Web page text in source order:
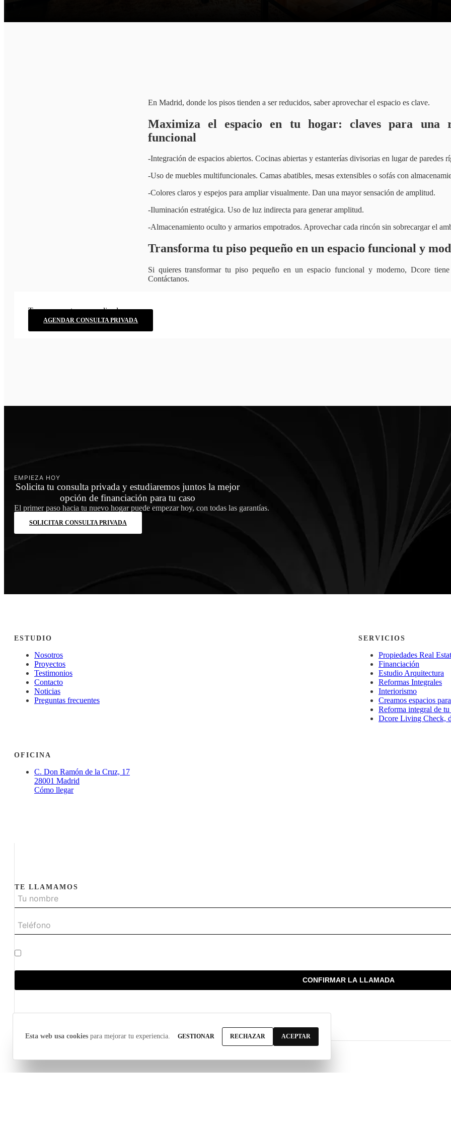
En Madrid, donde los pisos tienden a ser reducidos, saber aprovechar el espacio es clave.
Maximiza el espacio en tu hogar: claves para una
funcional
-Integración de espacios abiertos. Cocinas abiertas y estanterías divisorias en lugar de paredes
-Uso de muebles multifuncionales. Camas abatibles, mesas extensibles o sofás con
-Colores claros y espejos para ampliar visualmente. Dan una mayor sensación de amplitud.
-Iluminación estratégica. Uso de luz indirecta para generar amplitud.
-Almacenamiento oculto y armarios empotrados. Aprovechar cada rincón sin sobrecargar el
Transforma tu piso pequeño en un espacio funcional y
Si quieres transformar tu piso pequeño en un espacio funcional y moderno, Dcore tiene
Contáctanos. ​
Tu presupuesto personalizado.
AGENDAR CONSULTA PRIVADA
EMPIEZA HOY
Solicita tu consulta privada y estudiaremos juntos la mejor
opción de financiación para tu caso
El primer paso hacia tu nuevo hogar puede empezar hoy, con todas las garantías.
SOLICITAR CONSULTA PRIVADA
ESTUDIO
Nosotros
Proyectos
Testimonios
Contacto
Noticias
Preguntas frecuentes
SERVICIOS
Propiedades Real
Financiación
Estudio Arquitectura
Reformas Integrales
Interiorismo
Creamos espacios
Reforma integral de
Dcore Living Check,
OFICINA
C. Don Ramón de la Cruz, 17
28001 Madrid
Cómo llegar
TE LLAMAMOS
CONFIRMAR LA LLAMADA
Esta web usa cookies para mejorar tu experiencia. GESTIONAR RECHAZAR ACEPTAR